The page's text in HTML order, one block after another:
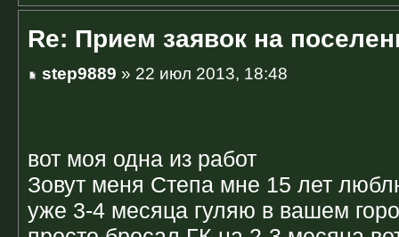
Re: Прием заявок на
step9889 » 22 июл 2013, 18:48
вот моя одна из работ
Зовут меня Степа мне 15 лет
уже 3-4 месяца гуляю в вашем